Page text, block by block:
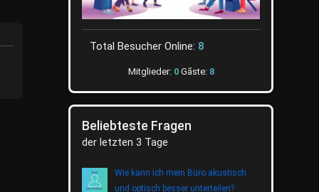
Total Besucher Online: 8
Mitglieder: 0Gãste: 8
Beliebteste Fragen
der letzten 3 Tage
Wie kann ich mein Büro akustisch
und optisch besser unterteilen?